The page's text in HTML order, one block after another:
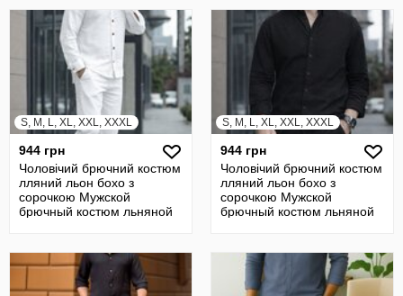
S, M, L, XL, XXL, XXXL
944 грн
Чоловічий брючний костюм
лляний льон бохо з
сорочкою Мужской
брючный костюм льняной
S, M, L, XL, XXL, XXXL
944 грн
Чоловічий брючний костюм
лляний льон бохо з
сорочкою Мужской
брючный костюм льняной